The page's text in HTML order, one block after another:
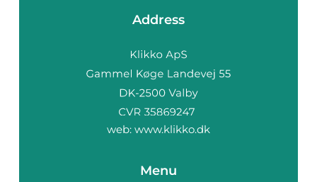
Address
web: www.klikko.dk
Menu